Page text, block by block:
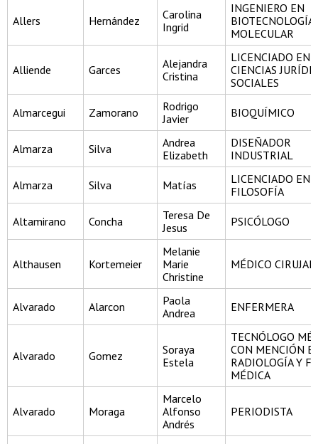
Allers Hernández
Carolina
Ingrid
INGENIERO EN
BIOTECNOLOGÍA
MOLECULAR
Alliende Garces
Alejandra
Cristina
LICENCIADO EN
CIENCIAS
SOCIALES
Almarcegui Zamorano
Rodrigo
Javier
BIOQUÍMICO
Almarza Silva
Andrea
Elizabeth
DISEÑADOR
INDUSTRIAL
Almarza Silva Matías
LICENCIADO EN
FILOSOFÍA
Altamirano Concha
Teresa De
Jesus
PSICÓLOGO
Althausen Kortemeier
Melanie
Marie
Christine
MÉDICO
Alvarado Alarcon
Paola
Andrea
ENFERMERA
Alvarado Gomez
Soraya
Estela
TECNÓLOGO
CON MENCIÓN
RADIOLOGÍA Y
MÉDICA
Alvarado Moraga
Marcelo
Alfonso
Andrés
PERIODISTA